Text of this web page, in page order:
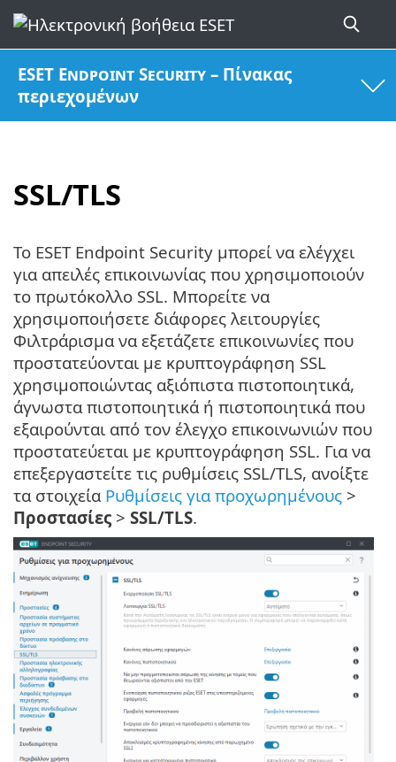
ESET Endpoint Security – Πίνακας
περιεχομένων
SSL/TLS
Το ESET Endpoint Security μπορεί να ελέγχει
για απειλές επικοινωνίας που χρησιμοποιούν
το πρωτόκολλο SSL. Μπορείτε να
χρησιμοποιήσετε διάφορες λειτουργίες
Φιλτράρισμα να εξετάζετε επικοινωνίες που
προστατεύονται με κρυπτογράφηση SSL
χρησιμοποιώντας αξιόπιστα πιστοποιητικά,
άγνωστα πιστοποιητικά ή πιστοποιητικά που
εξαιρούνται από τον έλεγχο επικοινωνιών που
προστατεύεται με κρυπτογράφηση SSL. Για να
επεξεργαστείτε τις ρυθμίσεις SSL/TLS, ανοίξτε
τα στοιχεία Ρυθμίσεις για προχωρημένους >
Προστασίες > SSL/TLS.